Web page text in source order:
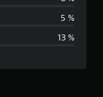
n
d
5 %
13 %